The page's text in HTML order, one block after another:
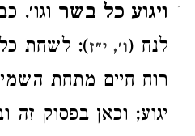
1 ויגוע כל בשר וגו׳.
לנח (ו׳, י״ז): לשחת
רוח חיים מתחת
יגוע; וכאן בפסוק זה